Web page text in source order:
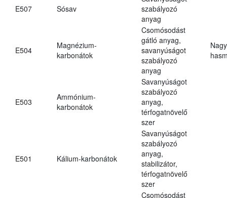
E507 Sósav
szabályozó
anyag
E504
Magnézium-
karbonátok
Csomósodást
gátló anyag,
savanyúságot
szabályozó
anyag
E503
Ammónium-
karbonátok
Savanyúságot
szabályozó
anyag,
térfogatnövelő
szer
E501 Kálium-karbonátok
Savanyúságot
szabályozó
anyag,
stabilizátor,
térfogatnövelő
szer
Csomósodást